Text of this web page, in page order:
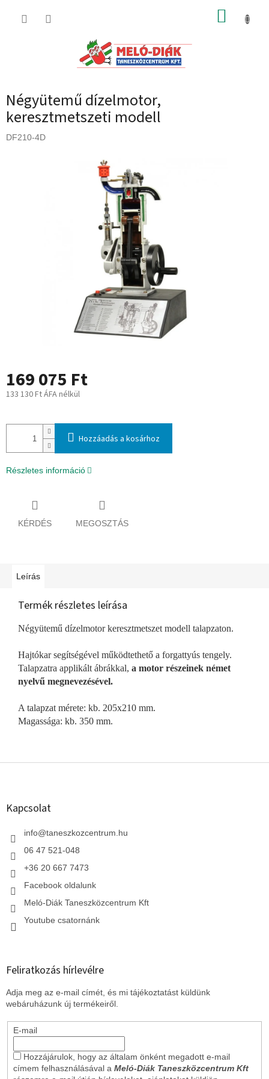
KOSÁR
Négyütemű dízelmotor,
keresztmetszeti modell
DF210-4D
169 075 Ft
133 130 Ft ÁFA nélkül
Hozzáadás a kosárhoz
Részletes információ
KÉRDÉS MEGOSZTÁS
Leírás
Termék részletes leírása
Négyütemű dízelmotor keresztmetszet modell talapzaton.
Hajtókar segítségével működtethető a forgattyús tengely.
Talapzatra applikált ábrákkal, a motor részeinek német
nyelvű megnevezésével.
A talapzat mérete: kb. 205x210 mm.
Magassága: kb. 350 mm.
L
Kapcsolat
info@taneszkozcentrum.hu
06 47 521-048
+36 20 667 7473
Facebook oldalunk
Meló-Diák Taneszközcentrum Kft
Youtube csatornánk
Feliratkozás hírlevélre
Adja meg az e-mail címét, és mi tájékoztatást küldünk
webáruházunk új termékeiről.
E-mail
Hozzájárulok, hogy az általam önként megadott e-mail
címem felhasználásával a Meló-Diák Taneszközcentrum Kft